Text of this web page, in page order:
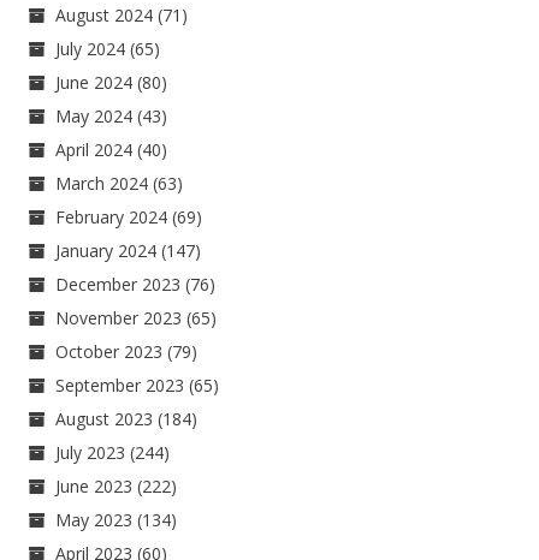
August 2024 (71)
July 2024 (65)
June 2024 (80)
May 2024 (43)
April 2024 (40)
March 2024 (63)
February 2024 (69)
January 2024 (147)
December 2023 (76)
November 2023 (65)
October 2023 (79)
September 2023 (65)
August 2023 (184)
July 2023 (244)
June 2023 (222)
May 2023 (134)
April 2023 (60)